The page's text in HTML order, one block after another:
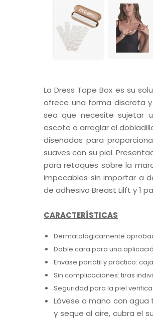
La Dress Tape Box es su
ofrece una forma discreta
sea que necesite sujetar
escote o arreglar el
diseñadas para
suaves con su piel.
para retoques sobre la
impecables sin importar a
de adhesivo Breast Lilft y 1
CARACTERÍSTICAS
Dermatológicamente
Doble cara para una
Envase portátil y práctico:
Sin complicaciones: tiras
Seguridad para la piel
Lávese a mano con
y seque al aire, cubra el